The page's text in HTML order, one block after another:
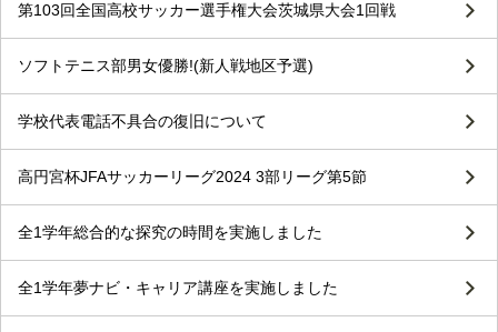
第103回全国高校サッカー選手権大会茨城県大会1回戦
ソフトテニス部男女優勝!(新人戦地区予選)
学校代表電話不具合の復旧について
高円宮杯JFAサッカーリーグ2024 3部リーグ第5節
全1学年総合的な探究の時間を実施しました
全1学年夢ナビ・キャリア講座を実施しました